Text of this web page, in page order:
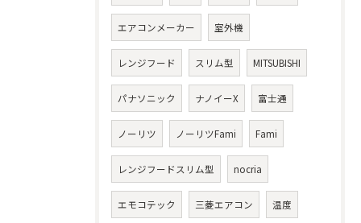
エアコンメーカー 室外機
レンジフード スリム型 MITSUBISHI
パナソニック ナノイーX 富士通
ノーリツ ノーリツFami Fami
レンジフードスリム型 nocria
エモコテック 三菱エアコン 温度